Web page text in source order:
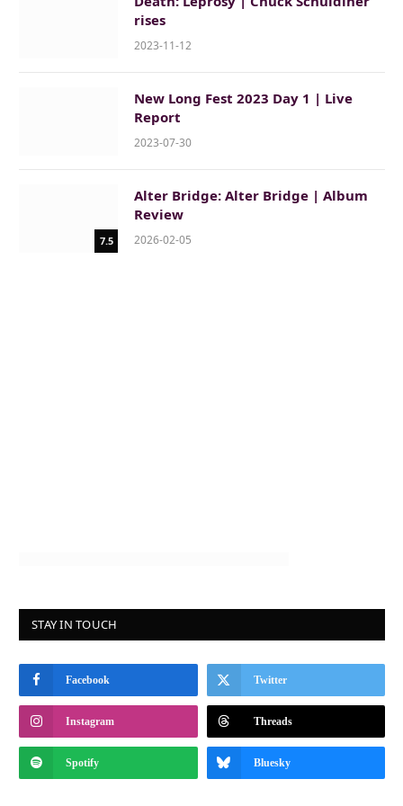
rises
2023-11-12
New Long Fest 2023 Day 1 | Live
Report
2023-07-30
7.5
Alter Bridge: Alter Bridge | Album
Review
2026-02-05
STAY IN TOUCH
Facebook Twitter
Instagram Threads
Spotify Bluesky